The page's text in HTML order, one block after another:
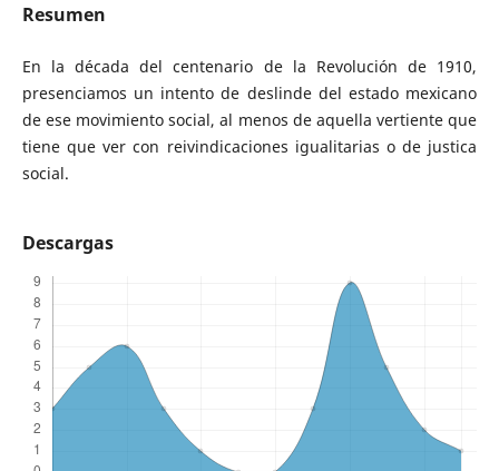
Resumen
En la década del centenario de la Revolución de 1910,
presenciamos un intento de deslinde del estado mexicano
de ese movimiento social, al menos de aquella vertiente que
tiene que ver con reivindicaciones igualitarias o de justica
social.
Descargas